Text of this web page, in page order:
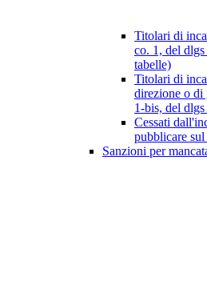
Titolari di
co. 1, del
tabelle)
Titolari di
direzione o di
1-bis, del
Cessati
pubblicare
Sanzioni per